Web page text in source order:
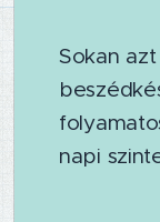
Sokan
napi